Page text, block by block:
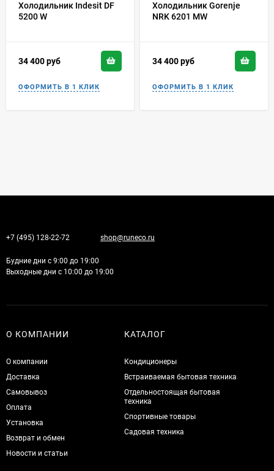
Холодильник Indesit DF
5200 W
34 400руб
Холодильник Gorenje
NRK 6201 MW
34 400руб
+7 (495) 128-22-72 shop@runeco.ru
Будние дни с 9:00 до 19:00
Выходные дни с 10:00 до 19:00
О КОМПАНИИ
О компании
Доставка
Самовывоз
Оплата
Установка
Возврат и обмен
Новости и статьи
КАТАЛОГ
Кондиционеры
Встраиваемая бытовая техника
Отдельностоящая бытовая
техника
Спортивные товары
Садовая техника